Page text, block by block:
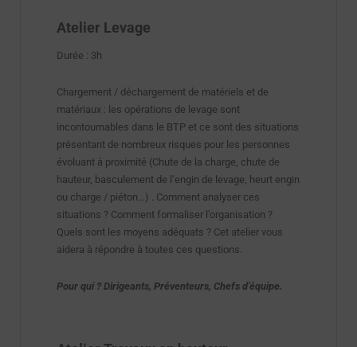
Atelier Levage
Durée : 3h
Chargement / déchargement de matériels et de
matériaux : les opérations de levage sont
incontournables dans le BTP et ce sont des situations
présentant de nombreux risques pour les personnes
évoluant à proximité (Chute de la charge, chute de
hauteur, basculement de l’engin de levage, heurt engin
ou charge / piéton…) . Comment analyser ces
situations ? Comment formaliser l’organisation ?
Quels sont les moyens adéquats ? Cet atelier vous
aidera à répondre à toutes ces questions.
Pour qui ? Dirigeants, Préventeurs, Chefs d’équipe.